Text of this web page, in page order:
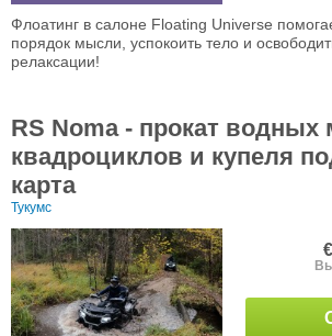
Флоатинг в салоне Floating Universe
порядок мысли, успокоить тело и
релаксации!
RS Noma - прокат водных
квадроциклов и купеля
карта
Тукумс